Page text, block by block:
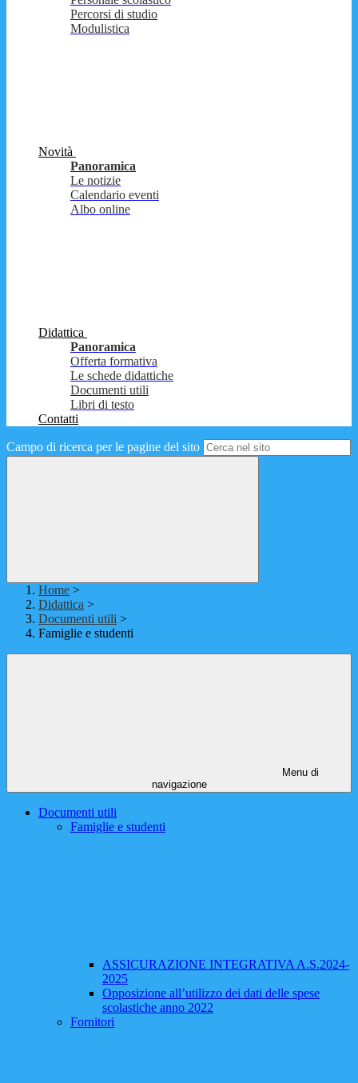
Percorsi di studio
Modulistica
Novità
Panoramica
Le notizie
Calendario eventi
Albo online
Didattica
Panoramica
Offerta formativa
Le schede didattiche
Documenti utili
Libri di testo
Contatti
Campo di ricerca per le pagine del sito
Home >
Didattica >
Documenti utili >
Famiglie e studenti
Menu di
navigazione
Documenti utili
Famiglie e studenti
ASSICURAZIONE INTEGRATIVA A.S.2024-
2025
Opposizione all’utilizzo dei dati delle spese
scolastiche anno 2022
Fornitori